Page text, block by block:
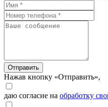
Отправить
Нажав кнопку «Отправить»,
даю согласие на обработку